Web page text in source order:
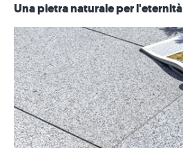
Una pietra naturale per l'eternità